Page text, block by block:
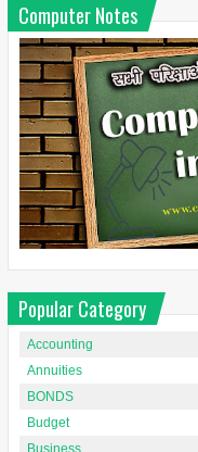
Computer Notes
Popular Category
Accounting
Annuities
BONDS
Budget
Business